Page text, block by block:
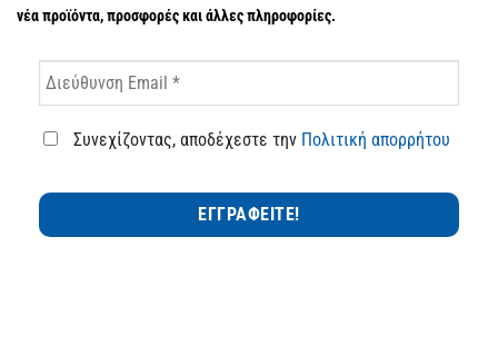
νέα προϊόντα, προσφορές και άλλες πληροφορίες.
Συνεχίζοντας, αποδέχεστε την Πολιτική απορρήτου